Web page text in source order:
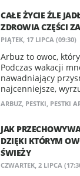
CAŁE ŻYCIE ŹLE
ZDROWIA CZĘŚCI
PIĄTEK, 17 LIPCA (09:30)
Arbuz to owoc,
Podczas wakacji
nawadniający
najcenniejsze,
ARBUZ, PESTKI, PESTKI
JAK
DZIĘKI KTÓRYM
ŚWIEŻY
CZWARTEK, 2 LIPCA